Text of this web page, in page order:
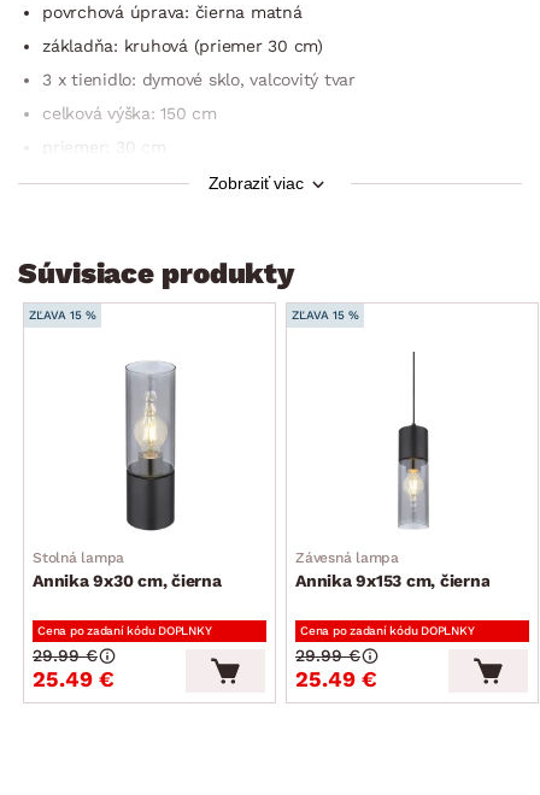
povrchová úprava: čierna matná
základňa: kruhová (priemer 30 cm)
3 x tienidlo: dymové sklo, valcovitý tvar
celková výška: 150 cm
priemer: 30 cm
počet svietidiel: 3
žiarovky: nie sú súčasťou dodávky
stupeň krytia IP: IP20
napätie: 230 voltov
3 x čierny textilný kábel (zavesenie): rôzna dĺžka
druh osvetlenia: stropné
štýl: moderný
dodávané v demonte
Zobraziť viac
Súvisiace produkty
ZĽAVA 15 %
Stolná lampa
Annika 9x30 cm, čierna
Cena po zadaní kódu DOPLNKY
25.49 €
29.99 €
ZĽAVA 15 %
Závesná lampa
Annika 9x153 cm, čierna
Cena po zadaní kódu DOPLNKY
25.49 €
29.99 €